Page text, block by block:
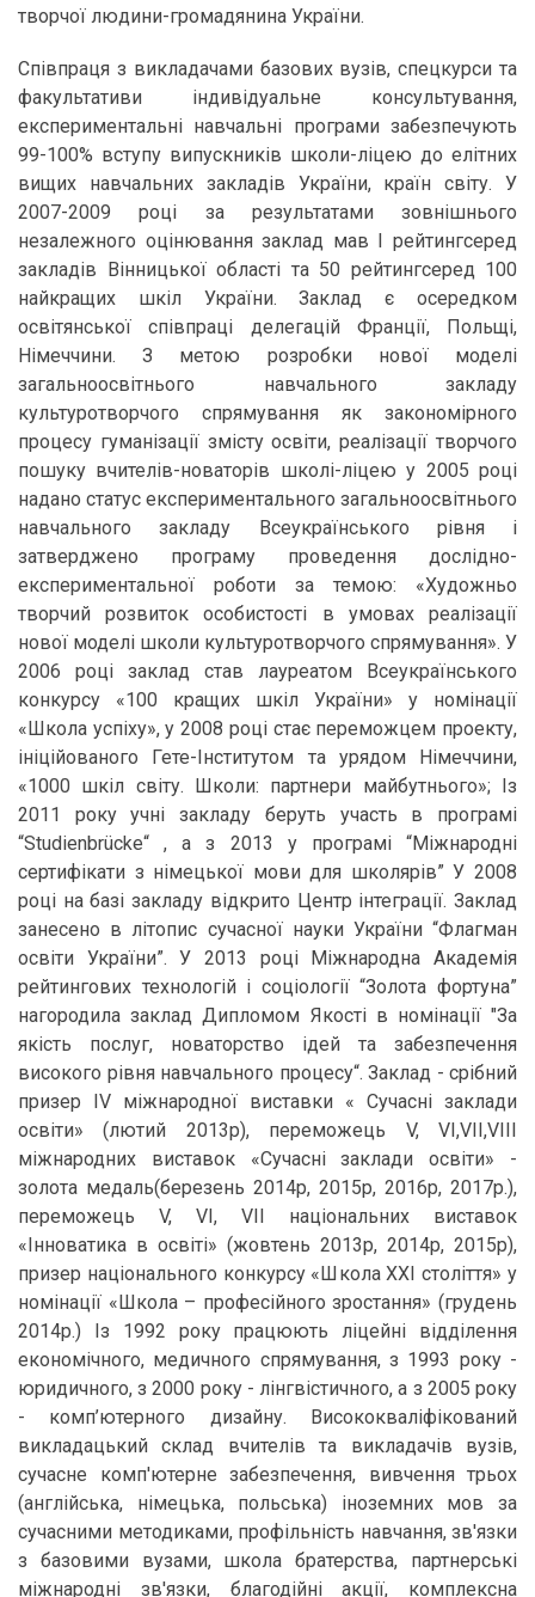
творчої людини-громадянина України.
Співпраця з викладачами базових вузів, спецкурси та
факультативи індивідуальне консультування,
експериментальні навчальні програми забезпечують
99-100% вступу випускників школи-ліцею до елітних
вищих навчальних закладів України, країн світу. У
2007-2009 році за результатами зовнішнього
незалежного оцінювання заклад мав І рейтингсеред
закладів Вінницької області та 50 рейтингсеред 100
найкращих шкіл України. Заклад є осередком
освітянської співпраці делегацій Франції, Польщі,
Німеччини. З метою розробки нової моделі
загальноосвітнього навчального закладу
культуротворчого спрямування як закономірного
процесу гуманізації змісту освіти, реалізації творчого
пошуку вчителів-новаторів школі-ліцею у 2005 році
надано статус експериментального загальноосвітнього
навчального закладу Всеукраїнського рівня і
затверджено програму проведення дослідно-
експериментальної роботи за темою: «Художньо
творчий розвиток особистості в умовах реалізації
нової моделі школи культуротворчого спрямування». У
2006 році заклад став лауреатом Всеукраїнського
конкурсу «100 кращих шкіл України» у номінації
«Школа успіху», у 2008 році стає переможцем проекту,
ініційованого Гете-Інститутом та урядом Німеччини,
«1000 шкіл світу. Школи: партнери майбутнього»; Із
2011 року учні закладу беруть участь в програмі
“Studienbrückе“ , а з 2013 у програмі “Міжнародні
сертифікати з німецької мови для школярів” У 2008
році на базі закладу відкрито Центр інтеграції. Заклад
занесено в літопис сучасної науки України “Флагман
освіти України”. У 2013 році Міжнародна Академія
рейтингових технологій і соціології “Золота фортуна”
нагородила заклад Дипломом Якості в номінації "За
якість послуг, новаторство ідей та забезпечення
високого рівня навчального процесу“. Заклад - срібний
призер ІV міжнародної виставки « Сучасні заклади
освіти» (лютий 2013р), переможець V, VI,VII,VIII
міжнародних виставок «Сучасні заклади освіти» -
золота медаль(березень 2014р, 2015р, 2016р, 2017р.),
переможець V, VI, VII національних виставок
«Інноватика в освіті» (жовтень 2013р, 2014р, 2015р),
призер національного конкурсу «Школа ХХІ століття» у
номінації «Школа – професійного зростання» (грудень
2014р.) Із 1992 року працюють ліцейні відділення
економічного, медичного спрямування, з 1993 року -
юридичного, з 2000 року - лінгвістичного, а з 2005 року
- комп’ютерного дизайну. Висококваліфікований
викладацький склад вчителів та викладачів вузів,
сучасне комп'ютерне забезпечення, вивчення трьох
(англійська, німецька, польська) іноземних мов за
сучасними методиками, профільність навчання, зв'язки
з базовими вузами, школа братерства, партнерські
міжнародні зв'язки, благодійні акції, комплексна